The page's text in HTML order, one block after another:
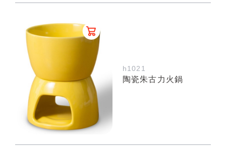
h1021
陶瓷朱古力火鍋